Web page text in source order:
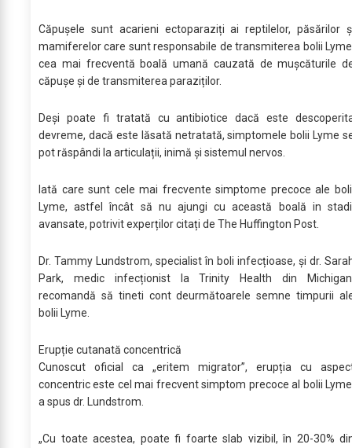
Căpușele sunt acarieni ectoparaziți ai reptilelor, păsărilor
mamiferelor care sunt responsabile de transmiterea bolii
cea mai frecventă boală umană cauzată de mușcăturile
căpușe și de transmiterea paraziților.
Deși poate fi tratată cu antibiotice dacă este
devreme, dacă este lăsată netratată, simptomele bolii Lyme
pot răspândi la articulații, inimă și sistemul nervos.
Iată care sunt cele mai frecvente simptome precoce ale
Lyme, astfel încât să nu ajungi cu această boală in
avansate, potrivit experților citați de The Huffington Post.
Dr. Tammy Lundstrom, specialist în boli infecțioase, și dr.
Park, medic infecționist la Trinity Health din
recomandă să tineti cont deurmătoarele semne timpurii
bolii Lyme.
Erupție cutanată concentrică
Cunoscut oficial ca „eritem migrator”, erupția cu
concentric este cel mai frecvent simptom precoce al bolii
a spus dr. Lundstrom.
„Cu toate acestea, poate fi foarte slab vizibil, în 20-30%